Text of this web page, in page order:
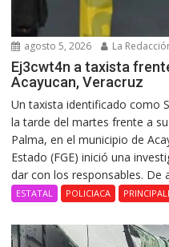
agosto 5, 2026 La
Ej3cwt4n a taxista
Acayucan, Veracruz
Un taxista identificado como
la tarde del martes frente a
Palma, en el municipio de
Estado (FGE) inició una
dar con los responsables. De
ESTATAL POLICIACA